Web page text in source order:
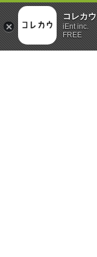
コレカウ
iEnt inc.
FREE